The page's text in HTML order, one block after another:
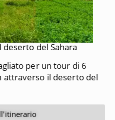
del Sahara
per un tour di 6
attraverso il deserto del